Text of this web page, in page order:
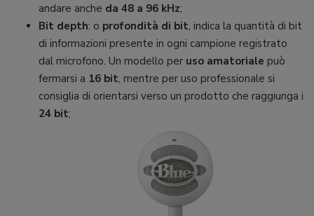
andare anche da 48 a 96 kHz;
Bit depth: o profondità di bit, indica la quantità di bit
di informazioni presente in ogni campione registrato
dal microfono. Un modello per uso amatoriale può
fermarsi a 16 bit, mentre per uso professionale si
consiglia di orientarsi verso un prodotto che raggiunga i
24 bit;